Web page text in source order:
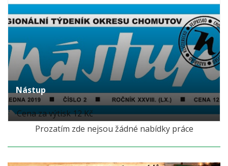
Nástup
Cena za výtisk 12 Kč
Prozatím zde nejsou žádné nabídky práce